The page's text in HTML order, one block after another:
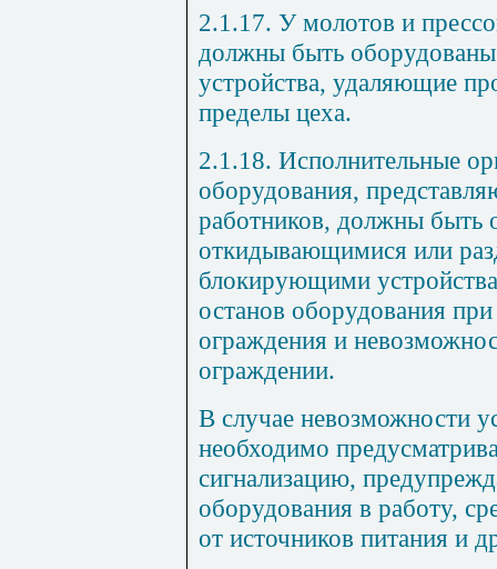
2.1.17. У молотов и
должны быть
устройства, удаляющие
пределы цеха.
2.1.18. Исполнительные
оборудования,
работников, должны
откидывающимися или
блокирующими
останов оборудования
ограждения и
ограждении.
В случае невозможности
необходимо
сигнализацию,
оборудования в работу,
от источников питания и